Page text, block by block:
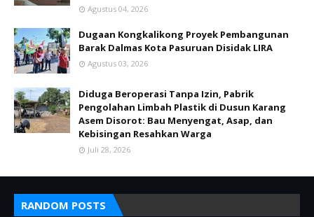
Agustus 04, 2026
Dugaan Kongkalikong Proyek Pembangunan
Barak Dalmas Kota Pasuruan Disidak LIRA
Agustus 03, 2026
Diduga Beroperasi Tanpa Izin, Pabrik
Pengolahan Limbah Plastik di Dusun Karang
Asem Disorot: Bau Menyengat, Asap, dan
Kebisingan Resahkan Warga
Juli 28, 2026
RANDOM POSTS